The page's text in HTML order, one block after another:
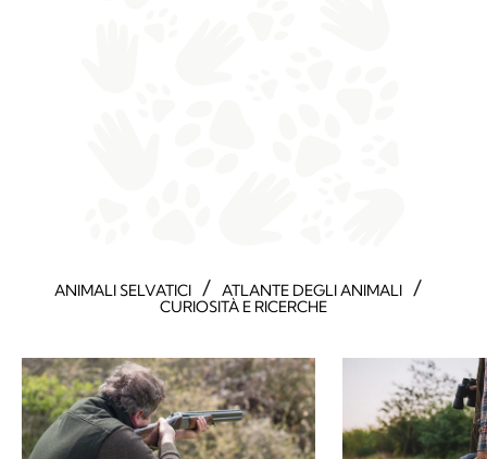
ANIMALI SELVATICI / ATLANTE DEGLI ANIMALI /
CURIOSITÀ E RICERCHE